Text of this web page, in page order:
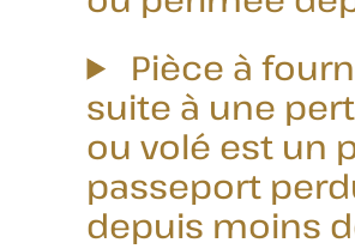
Pièce à
suite à une
ou volé est un
passeport
depuis moins